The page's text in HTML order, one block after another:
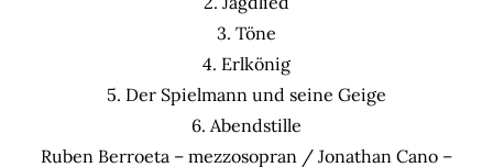
3. Töne
4. Erlkönig
5. Der Spielmann und seine Geige
6. Abendstille
Ruben Berroeta – mezzosopran / Jonathan Cano –